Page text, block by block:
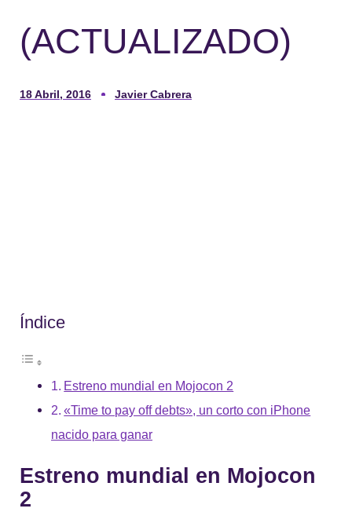
(ACTUALIZADO)
18 Abril, 2016 Javier Cabrera
Índice
Estreno mundial en Mojocon 2
«Time to pay off debts», un corto con iPhone
nacido para ganar
Estreno mundial en Mojocon
2